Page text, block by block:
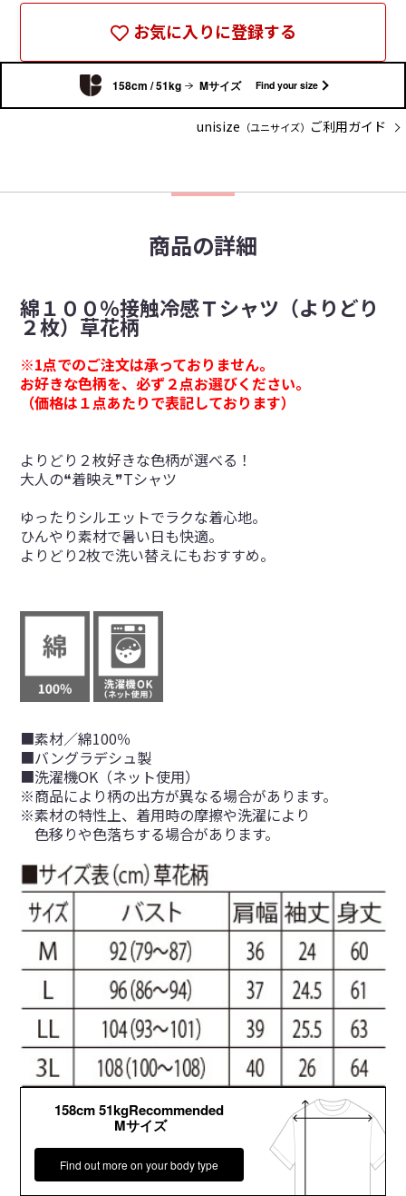
お気に入りに登録する
158cm / 51kg Mサイズ Find your size
unisize （ユニサイズ） ご利用ガイド
商品の詳細
綿１００％接触冷感Ｔシャツ（よりどり
２枚）草花柄
※1点でのご注文は承っておりません。
お好きな色柄を、必ず２点お選びください。
（価格は１点あたりで表記しております）
よりどり２枚好きな色柄が選べる！
大人の❝着映え❞Tシャツ
ゆったりシルエットでラクな着心地。
ひんやり素材で暑い日も快適。
よりどり2枚で洗い替えにもおすすめ。
■素材／綿100％
■バングラデシュ製
■洗濯機OK（ネット使用）
※商品により柄の出方が異なる場合があります。
※素材の特性上、着用時の摩擦や洗濯により
色移りや色落ちする場合があります。
158cm 51kgRecommended
Mサイズ
Find out more on your body type